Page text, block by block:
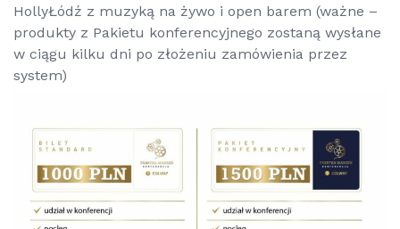
HollyŁódź z muzyką na żywo i open barem (ważne –
produkty z Pakietu konferencyjnego zostaną wysłane
w ciągu kilku dni po złożeniu zamówienia przez
system)